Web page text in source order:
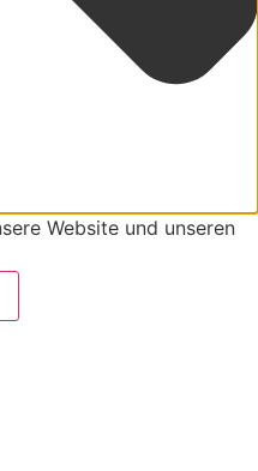
Website und unseren